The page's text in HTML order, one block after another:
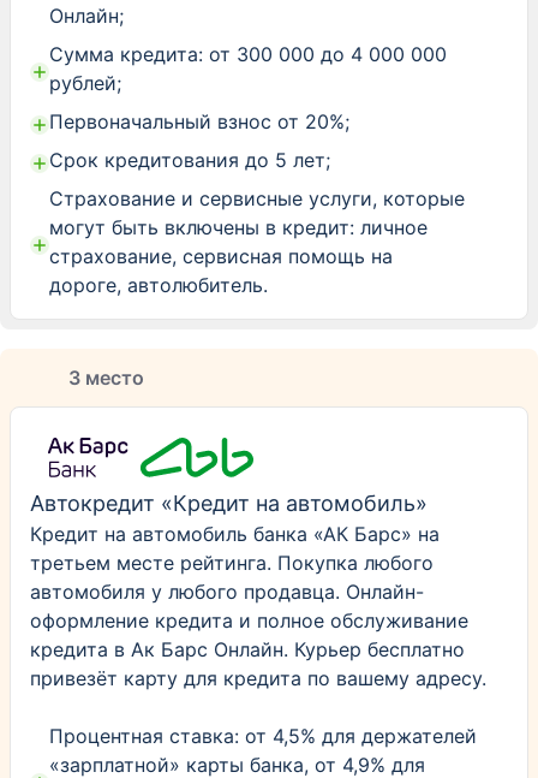
Онлайн;
Сумма кредита: от 300 000 до 4 000 000
рублей;
Первоначальный взнос от 20%;
Срок кредитования до 5 лет;
Страхование и сервисные услуги, которые
могут быть включены в кредит: личное
страхование, сервисная помощь на
дороге, автолюбитель.
3 место
Автокредит «Кредит на автомобиль»
Кредит на автомобиль банка «АК Барс» на
третьем месте рейтинга. Покупка любого
автомобиля у любого продавца. Онлайн-
оформление кредита и полное обслуживание
кредита в Ак Барс Онлайн. Курьер бесплатно
привезёт карту для кредита по вашему адресу.
Процентная ставка: от 4,5% для держателей
«зарплатной» карты банка, от 4,9% для